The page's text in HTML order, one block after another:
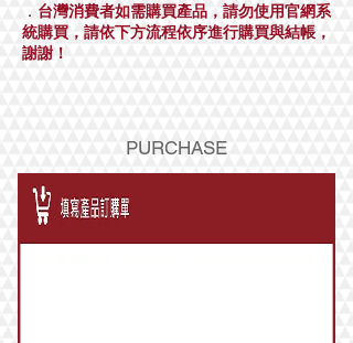
． 台灣消費者如需購買產品，請勿使用官網系
統購買，請依下方流程依序進行購買與結帳，
謝謝！
PURCHASE